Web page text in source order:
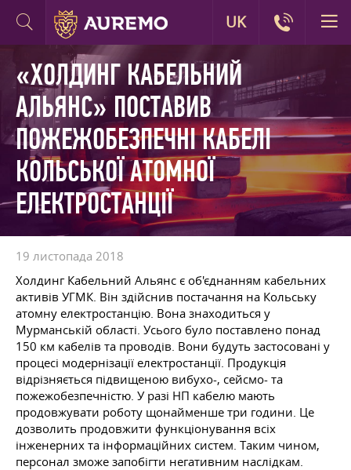
«ХОЛДИНГ КАБЕЛЬНИЙ
АЛЬЯНС» ПОСТАВИВ
ПОЖЕЖОБЕЗПЕЧНІ КАБЕЛІ
КОЛЬСЬКОЇ АТОМНОЇ
ЕЛЕКТРОСТАНЦІЇ
19 листопада 2018
Холдинг Кабельний Альянс є об'єднанням кабельних
активів УГМК. Він здійснив постачання на Кольську
атомну електростанцію. Вона знаходиться у
Мурманській області. Усього було поставлено понад
150 км кабелів та проводів. Вони будуть застосовані у
процесі модернізації електростанції. Продукція
відрізняється підвищеною вибухо-, сейсмо- та
пожежобезпечністю. У разі НП кабелю мають
продовжувати роботу щонайменше три години. Це
дозволить продовжити функціонування всіх
інженерних та інформаційних систем. Таким чином,
персонал зможе запобігти негативним наслідкам.
UK